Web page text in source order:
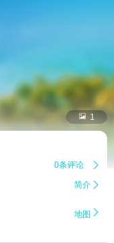
 1
0条评论 
简介 
地图 